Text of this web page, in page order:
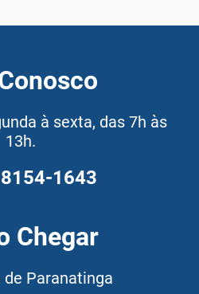
à sexta, das 7h às
13h.
1643
Chegar
Paranatinga